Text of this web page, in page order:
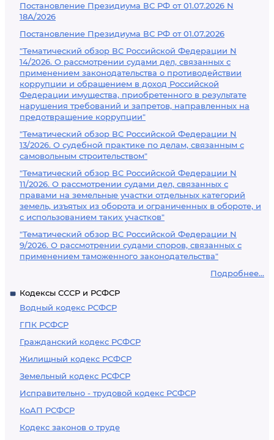
Постановление Президиума ВС РФ от 01.07.2026 N
18А/2026
Постановление Президиума ВС РФ от 01.07.2026
"Тематический обзор ВС Российской Федерации N
14/2026. О рассмотрении судами дел, связанных с
применением законодательства о противодействии
коррупции и обращением в доход Российской
Федерации имущества, приобретенного в результате
нарушения требований и запретов, направленных на
предотвращение коррупции"
"Тематический обзор ВС Российской Федерации N
13/2026. О судебной практике по делам, связанным с
самовольным строительством"
"Тематический обзор ВС Российской Федерации N
11/2026. О рассмотрении судами дел, связанных с
правами на земельные участки отдельных категорий
земель, изъятых из оборота и ограниченных в обороте, и
с использованием таких участков"
"Тематический обзор ВС Российской Федерации N
9/2026. О рассмотрении судами споров, связанных с
применением таможенного законодательства"
Подробнее...
Кодексы СССР и РСФСР
Водный кодекс РСФСР
ГПК РСФСР
Гражданский кодекс РСФСР
Жилищный кодекс РСФСР
Земельный кодекс РСФСР
Исправительно - трудовой кодекс РСФСР
КоАП РСФСР
Кодекс законов о труде